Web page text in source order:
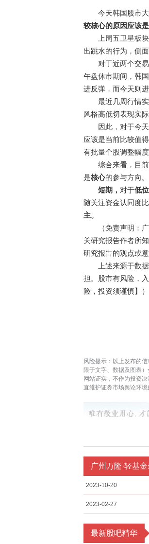
今天韩国股市大
较核心的原因应该
上周五卫星板块
出跳水的行为，侧面
对于近两个交易
午盘休市期间，韩
进反弹，而今天则进
最近几周行情实
风格高低切表现实
因此，对于今天
应该是当前比较值
有批量个股调整幅
综合来看，目前
是核心的参与方向。
短期， 对于低
随关注资金认同度
主。
（免责声明：广
关研究报告作者所
研究报告的观点或
上述来源于数据
担。股市有风险，
险，投资须谨慎】）
风险提示：以上发布的
限于文字、数据及图表
网站证实，不作为投资
直维护证券市场舆论环
广州万隆·轻基
2023-10-20
2023-02-27
最新股吧精华